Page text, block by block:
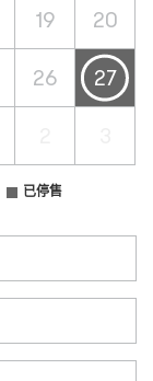
19 20
26 27
已停售